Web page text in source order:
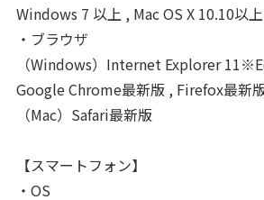
Windows 7 以上 , Mac OS X 10.10以上
・ブラウザ
（Windows）Internet Explorer
Google Chrome最新版 , Firefox最新
（Mac）Safari最新版
【スマートフォン】
・OS